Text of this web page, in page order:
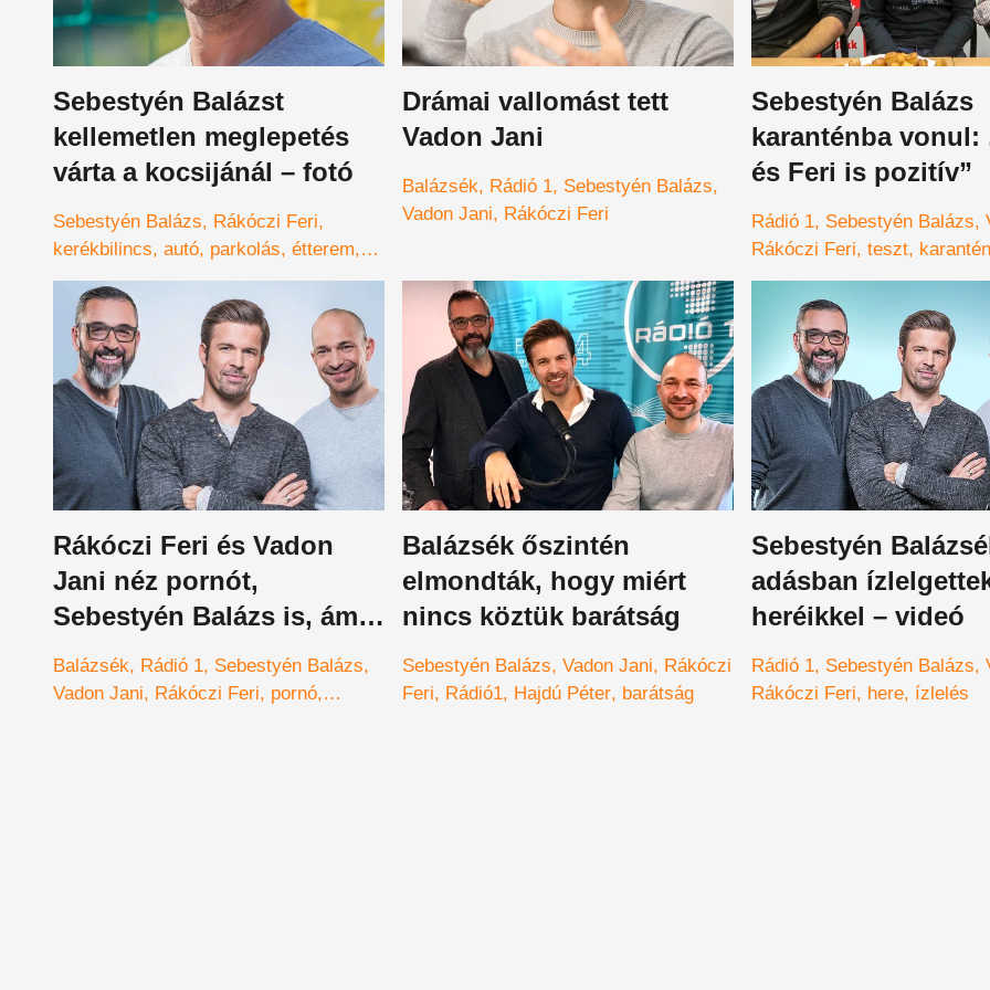
Sebestyén Balázst
kellemetlen meglepetés
várta a kocsijánál – fotó
Sebestyén Balázs
Rákóczi Feri
kerékbilincs autó parkolás étterem
meglepetés
Drámai vallomást tett
Vadon Jani
Balázsék Rádió 1 Sebestyén Balázs
Vadon Jani
Rákóczi Feri
Sebestyén Balázs
karanténba vonul:
és Feri is pozitív”
Rádió 1 Sebestyén Balázs
Rákóczi Feri teszt karantén
énekes
Rákóczi Feri és Vadon
Jani néz pornót,
Sebestyén Balázs is, ám
van egy titkos vágya
Balázsék Rádió 1 Sebestyén Balázs
Vadon Jani
Rákóczi Feri
pornó
Balázsék őszintén
elmondták, hogy miért
nincs köztük barátság
Sebestyén Balázs Vadon Jani
Rákóczi
Feri
Rádió1 Hajdú Péter barátság
Sebestyén
adásban
heréikkel – videó
Rádió 1 Sebestyén Balázs
Rákóczi Feri
here ízlelés